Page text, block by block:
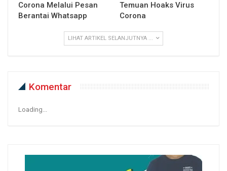
Corona Melalui Pesan
Berantai Whatsapp
Temuan Hoaks Virus
Corona
LIHAT ARTIKEL SELANJUTNYA ...
Komentar
Loading...